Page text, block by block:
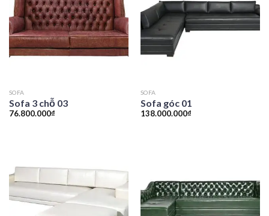
SOFA
Sofa 3 chỗ 03
76.800.000₫
SOFA
Sofa góc 01
138.000.000₫